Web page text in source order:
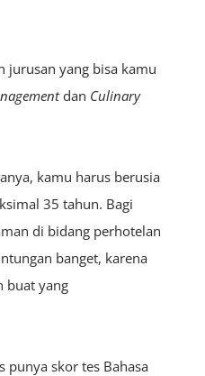
jurusan yang bisa kamu
dan Culinary
kamu harus berusia
35 tahun. Bagi
di bidang perhotelan
banget, karena
buat yang
punya skor tes Bahasa